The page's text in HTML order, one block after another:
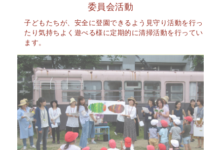
委員会活動
子どもたちが、安全に登園できるよう見守り活動を行っ
たり気持ちよく遊べる様に定期的に清掃活動を行ってい
ます。